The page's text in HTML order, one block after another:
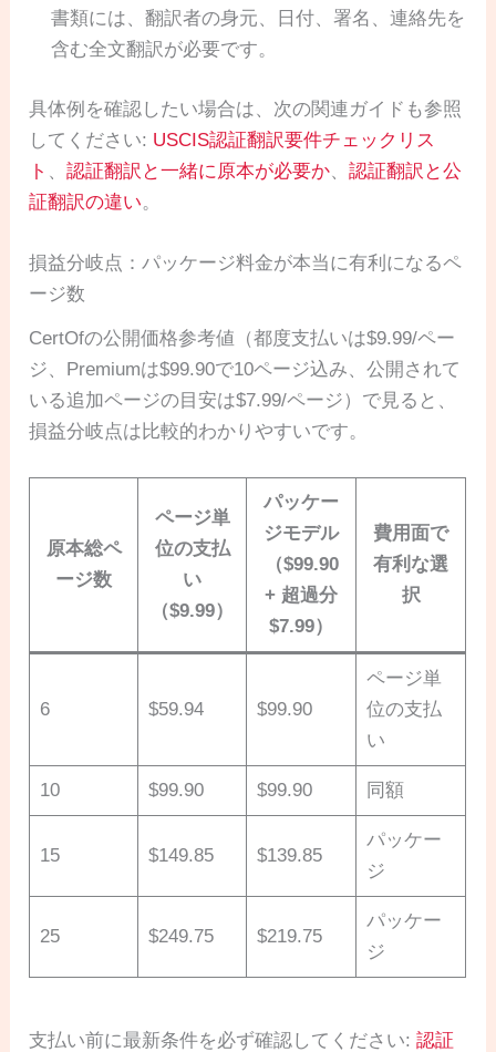
書類には、翻訳者の身元、日付、署名、連絡先を
含む全文翻訳が必要です。
具体例を確認したい場合は、次の関連ガイドも参照
してください: USCIS認証翻訳要件チェックリス
ト
、認証翻訳と一緒に原本が必要か 、認証翻訳と公
証翻訳の違い。
損益分岐点：パッケージ料金が本当に有利になるペ
ージ数
CertOfの公開価格参考値（都度支払いは$9.99/ペー
ジ、Premiumは$99.90で10ページ込み、公開されて
いる追加ページの目安は$7.99/ページ）で見ると、
損益分岐点は比較的わかりやすいです。
原本総ペ
ージ数
ページ単
位の支払
い
（$9.99）
パッケー
ジモデル
（$99.90
+ 超過分
$7.99）
費用面で
有利な選
択
6 $59.94 $99.90
ページ単
位の支払
い
10 $99.90 $99.90 同額
15 $149.85 $139.85
パッケー
ジ
25 $249.75 $219.75
パッケー
ジ
支払い前に最新条件を必ず確認してください:認証